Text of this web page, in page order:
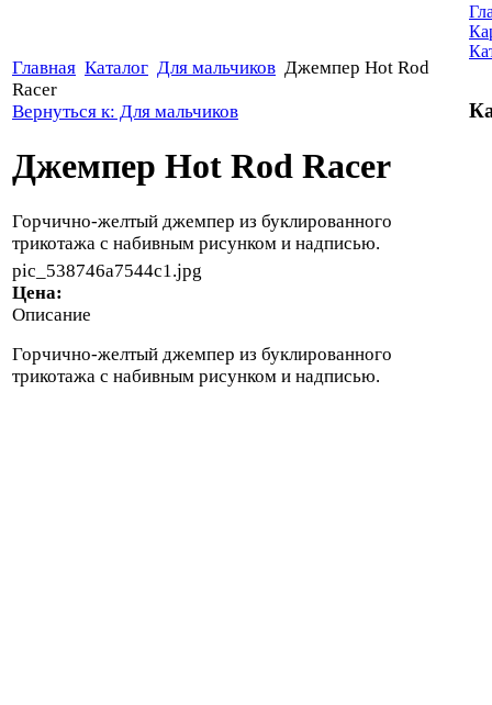
Главная Каталог Для мальчиков Джемпер Hot Rod
Racer
Вернуться к: Для мальчиков
Джемпер Hot Rod Racer
Горчично-желтый джемпер из буклированного
трикотажа с набивным рисунком и надписью.
pic_538746a7544c1.jpg
Цена:
Описание
Горчично-желтый джемпер из буклированного
трикотажа с набивным рисунком и надписью.